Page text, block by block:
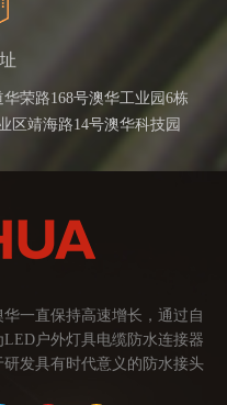
荣路168号澳华工业园6栋
区靖海路14号澳华科技园
一直保持高速增长，通过自
户外灯具电缆防水连接器
发具有时代意义的防水接头